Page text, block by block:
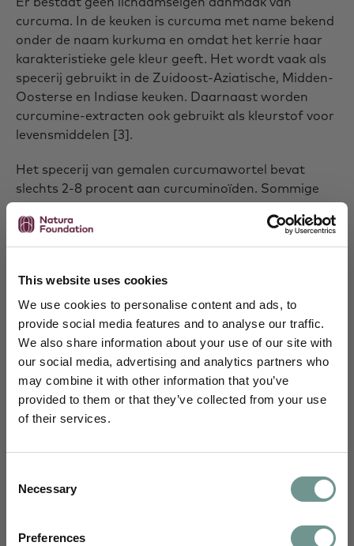
This website uses cookies
We use cookies to personalise content and ads, to
provide social media features and to analyse our traffic.
We also share information about your use of our site with
our social media, advertising and analytics partners who
may combine it with other information that you’ve
provided to them or that they’ve collected from your use
of their services.
Selection
Necessary
Preferences
curcuma. In de keuken is curcuma met name bekend
onder de naam kurkuma en omdat het kerrie haar
karakteristieke gele kleur geeft. Het wordt vaak als
specerij gebruikt in de Zuidoost-Aziatische, Midden-
Oosterse en Indiase keuken. Daarnaast worden
curcumine-extracten ook gebruikt als kleurstof voor
levensmiddelen [3].
Het specerij van gemalen curcumawortel bevat
slechts 2-8 procent aan curcuminoïden. Sommige
supplementen bevatten daarom een curcuma-
extract met een verhoogd curcuminegehalte en
betere opneembaarheid. Lees meer over
Stofwisseling
Absorptie van curcuminoïden
De biologische beschikbaarheid van curcuminoïden
is gering na orale inname, waardoor er relatief
wordt opgenomen. Het gedeelte dat wel in de
en uitgescheiden [18].
opgenomen in de bloedstroom, hebben
Schrijf je in en blijf je verdiepen
Je ontvangt maandelijks wetenschappelijke
nascholingen, en kennisartikelen vertaald
naar jouw dagelijkse praktijk.
Voornaam